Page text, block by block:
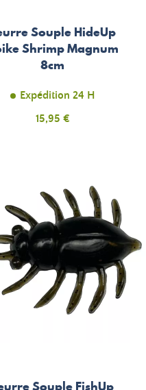
Souple HideUp
Shrimp Magnum
8cm
Expédition 24 H
Prix
15,95 €
Souple FishUp